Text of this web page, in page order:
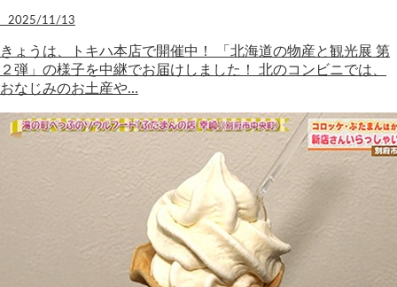
2025/11/13
きょうは、トキハ本店で開催中！ 「北海道の物産と観光展 第
２弾」の様子を中継でお届けしました！ 北のコンビニでは、
おなじみのお土産や…